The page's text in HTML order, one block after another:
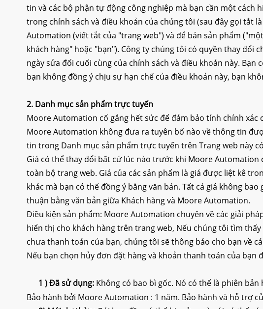
tin và các bộ phận tự động công nghiệp mà bạn cần một cách
trong chính sách và điều khoản của chúng tôi (sau đây gọi tắt
Automation (viết tắt của "trang web") và để bán sản phẩm
khách hàng" hoặc "bạn"). Công ty chúng tôi có quyền thay đổi
ngày sửa đổi cuối cùng của chính sách và điều khoản này.
bạn không đồng ý chịu sự hạn chế của điều khoản này, bạn
2. Danh mục sản phẩm trực tuyến
Moore Automation cố gắng hết sức để đảm bảo tính chính
Moore Automation không đưa ra tuyên bố nào về thông tin
tin trong Danh mục sản phẩm trực tuyến trên Trang web này
Giá có thể thay đổi bất cứ lúc nào trước khi Moore
toàn bộ trang web. Giá của các sản phẩm là giá được liệt kê
khác mà bạn có thể đồng ý bằng văn bản. Tất cả giá không
thuận bằng văn bản giữa Khách hàng và Moore Automation.
Điều kiện sản phẩm: Moore Automation chuyên về các giải
hiển thị cho khách hàng trên trang web, Nếu chúng tôi tìm
chưa thanh toán của bạn, chúng tôi sẽ thông báo cho bạn về
Nếu bạn chọn hủy đơn đặt hàng và khoản thanh toán của
1 )Đã sử dụng: Không có bao bì gốc. Nó có thể là phiên
Bảo hành bởi Moore Automation : 1 năm. Bảo hành và hỗ trợ